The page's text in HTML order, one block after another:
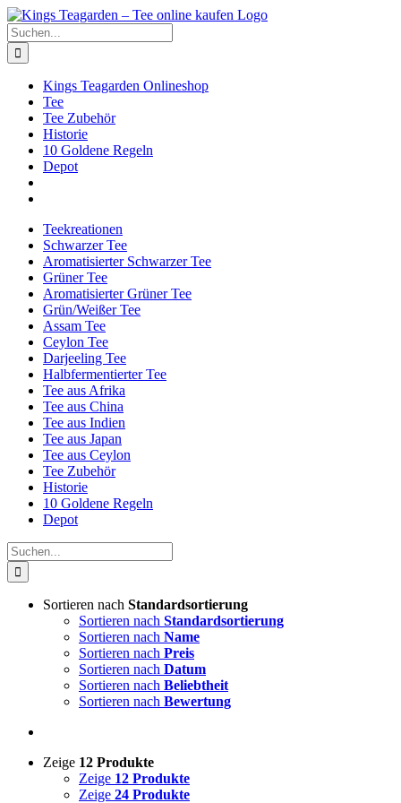
Zum
Inhalt
springen
Facebook
X
Instagram
Pinterest
Suche
nach:
Kings Teagarden Onlineshop
Tee
Tee Zubehör
Historie
10 Goldene Regeln
Depot
Teekreationen
Schwarzer Tee
Aromatisierter Schwarzer Tee
Grüner Tee
Aromatisierter Grüner Tee
Grün/Weißer Tee
Assam Tee
Ceylon Tee
Darjeeling Tee
Halbfermentierter Tee
Tee aus Afrika
Tee aus China
Tee aus Indien
Tee aus Japan
Tee aus Ceylon
Tee Zubehör
Historie
10 Goldene Regeln
Depot
Suche
nach:
Sortieren nach Standardsortierung
Sortieren nach Standardsortierung
Sortieren nach Name
Sortieren nach Preis
Sortieren nach Datum
Sortieren nach Beliebtheit
Sortieren nach Bewertung
Zeige 12 Produkte
Zeige 12 Produkte
Zeige 24 Produkte